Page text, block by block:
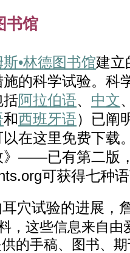
书馆
•林德图书馆建立
施的科学试验。科
括阿拉伯语、 中文
和西班牙语）已阐
以在这里免费下
》——已有第二版
可获得七种
穴试验的进展，
，这些信息来自由
的手稿、图书、